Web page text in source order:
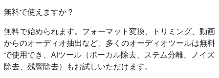
無料で使えますか？
無料で始められます。フォーマット変換、トリミング、動画
からのオーディオ抽出など、多くのオーディオツールは無料
で使用でき、AIツール（ボーカル除去、ステム分離、ノイズ
除去、残響除去）もお試しいただけます。